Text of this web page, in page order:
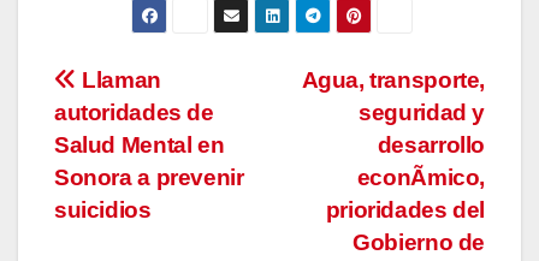
Navegación
de
entradas
Agua, transporte,
seguridad y
desarrollo
econÃmico,
prioridades del
Gobierno de
Llaman
autoridades de
Salud Mental en
Sonora a prevenir
suicidios